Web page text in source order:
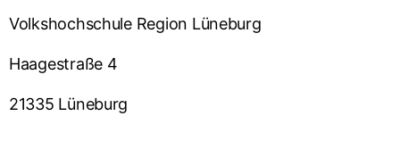
Volkshochschule Region Lüneburg
Haagestraße 4
21335 Lüneburg